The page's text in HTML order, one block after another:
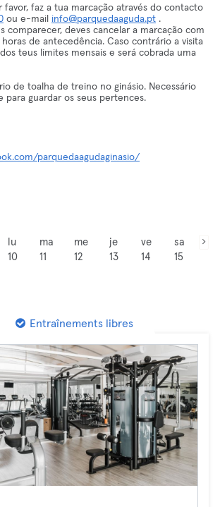
favor, faz a tua marcação através do contacto
ou e-mail info@parquedaaguda.pt .
comparecer, deves cancelar a marcação com
horas de antecedência. Caso contrário a visita
teus limites mensais e será cobrada uma
de toalha de treino no ginásio. Necessário
para guardar os seus pertences.
parquedaagudaginasio/
lu
10
ma
11
me
12
je
13
ve
14
sa
15
Entraînements libres